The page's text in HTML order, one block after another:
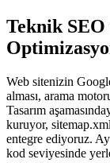
Teknik
Web sitenizin
alması, arama
Tasarım
kuruyor,
entegre ediyoruz.
kod seviyesinde